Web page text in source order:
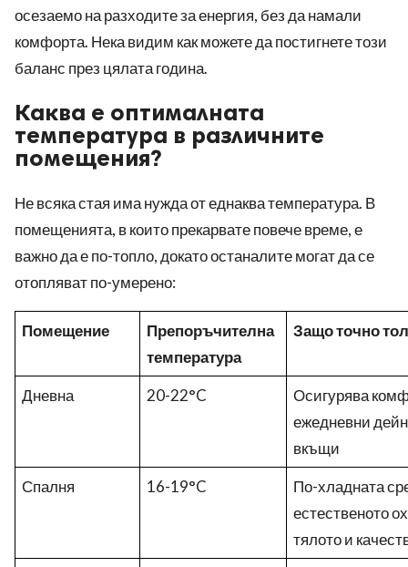
осезаемо на разходите за енергия, без да намали
комфорта. Нека видим как можете да постигнете този
баланс през цялата година.
Каква е оптималната
температура в различните
помещения?
Не всяка стая има нужда от еднаква температура. В
помещенията, в които прекарвате повече време, е
важно да е по-топло, докато останалите могат да се
отопляват по-умерено:
Помещение
Препоръчителна
температура
Защо точно
Дневна 20-22°C
Осигурява
ежедневни
вкъщи
Спалня
16-19°C
По-хладната
естественото
тялото и